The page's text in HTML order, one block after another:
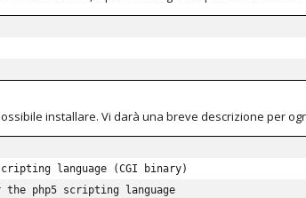
installare. Vi darà una breve descrizione per
language (CGI binary)
php5 scripting language